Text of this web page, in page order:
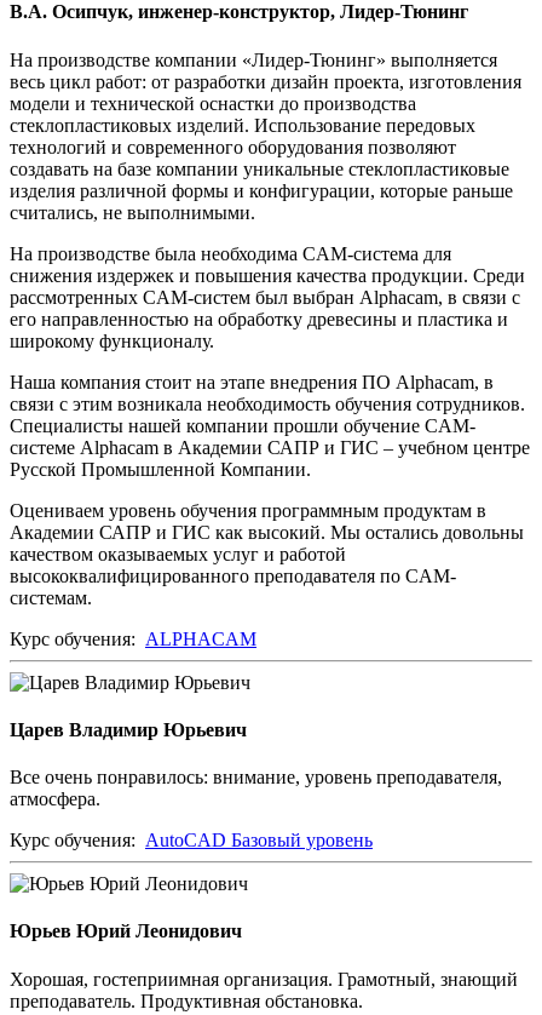
В.А. Осипчук, инженер-конструктор, Лидер-Тюнинг
На производстве компании «Лидер-Тюнинг» выполняется
весь цикл работ: от разработки дизайн проекта, изготовления
модели и технической оснастки до производства
стеклопластиковых изделий. Использование передовых
технологий и современного оборудования позволяют
создавать на базе компании уникальные стеклопластиковые
изделия различной формы и конфигурации, которые раньше
считались, не выполнимыми.
На производстве была необходима CAM-система для
снижения издержек и повышения качества продукции. Среди
рассмотренных CAM-систем был выбран Alphacam, в связи с
его направленностью на обработку древесины и пластика и
широкому функционалу.
Наша компания стоит на этапе внедрения ПО Alphacam, в
связи с этим возникала необходимость обучения сотрудников.
Специалисты нашей компании прошли обучение CAM-
системе Alphacam в Академии САПР и ГИС – учебном центре
Русской Промышленной Компании.
Оцениваем уровень обучения программным продуктам в
Академии САПР и ГИС как высокий. Мы остались довольны
качеством оказываемых услуг и работой
высококвалифицированного преподавателя по CAM-
системам.
Курс обучения: ALPHACAM
Царев Владимир Юрьевич
Все очень понравилось: внимание, уровень преподавателя,
атмосфера.
Курс обучения: AutoCAD Базовый уровень
Юрьев Юрий Леонидович
Хорошая, гостеприимная организация. Грамотный, знающий
преподаватель. Продуктивная обстановка.